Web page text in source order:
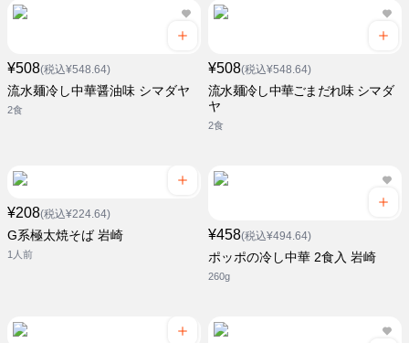
¥508(税込¥548.64)
流水麺冷し中華醤油味 シマダヤ
2食
¥508(税込¥548.64)
流水麺冷し中華ごまだれ味 シマダ
ヤ
2食
¥208(税込¥224.64)
G系極太焼そば 岩崎
1人前
¥458(税込¥494.64)
ポッポの冷し中華 2食入 岩崎
260g